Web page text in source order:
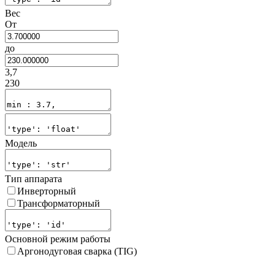
Вес
От
до
3,7
230
Модель
Тип аппарата
Инверторный
Трансформаторный
Основной режим работы
Аргонодуговая сварка (TIG)